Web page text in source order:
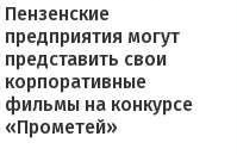
Пензенские
предприятия могут
представить свои
корпоративные
фильмы на конкурсе
«Прометей»